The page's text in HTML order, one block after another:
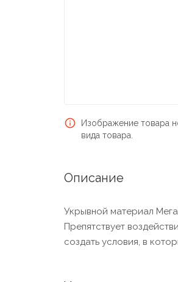
Изображение товара
вида товара.
Описание
Укрывной материал
Препятствует
создать условия, в